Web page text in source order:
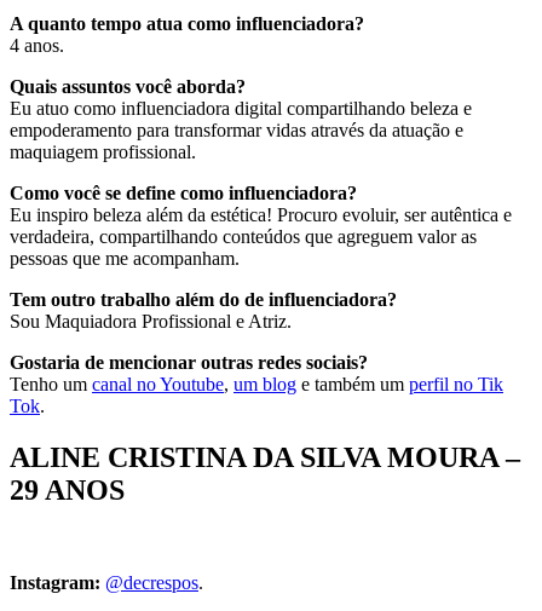
A quanto tempo atua como influenciadora?
4 anos.
Quais assuntos você aborda?
Eu atuo como influenciadora digital compartilhando beleza e
empoderamento para transformar vidas através da atuação e
maquiagem profissional.
Como você se define como influenciadora?
Eu inspiro beleza além da estética! Procuro evoluir, ser autêntica e
verdadeira, compartilhando conteúdos que agreguem valor as
pessoas que me acompanham.
Tem outro trabalho além do de influenciadora?
Sou Maquiadora Profissional e Atriz.
Gostaria de mencionar outras redes sociais?
Tenho um canal no Youtube, um blog e também um perfil no Tik
Tok.
ALINE CRISTINA DA SILVA MOURA –
29 ANOS
Instagram: @decrespos.